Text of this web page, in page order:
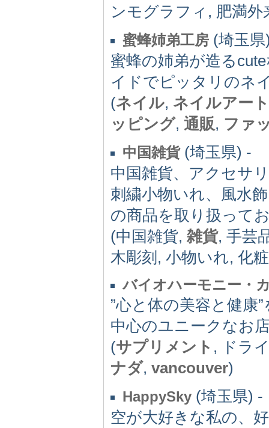
ンモグラフィ, 肥満外
蜜蜂姉弟工房 (埼玉
蜜蜂の姉弟が造る
イドでピッタリのネ
(ネイル, ネイルアート
ッピング, 通販, ファ
中国雑貨(埼玉県) -
中国雑貨、アクセサ
刺繍小物いれ、風水
の商品を取り扱って
(中国雑貨, 雑貨, 手芸
木彫刻, 小物いれ, 化
バイオハーモニー・
”心と体の美容と健康
中心のユニークなお
(サプリメント , ドラ
ナダ, vancouver)
HappySky (埼玉県) -
空が大好きな私の、